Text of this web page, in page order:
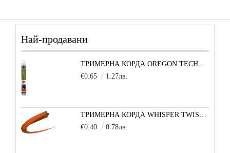
Най-продавани
ТРИМЕРНА КОРДА OREGON TECHNI-BLADE 6,0 ММ Х 26 СМ - 1 БРОЙ
€0.65
1.27лв.
€0.40
0.78лв.